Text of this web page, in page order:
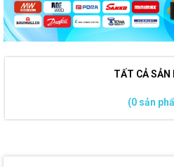
TẤT CẢ SẢN
(0 sản